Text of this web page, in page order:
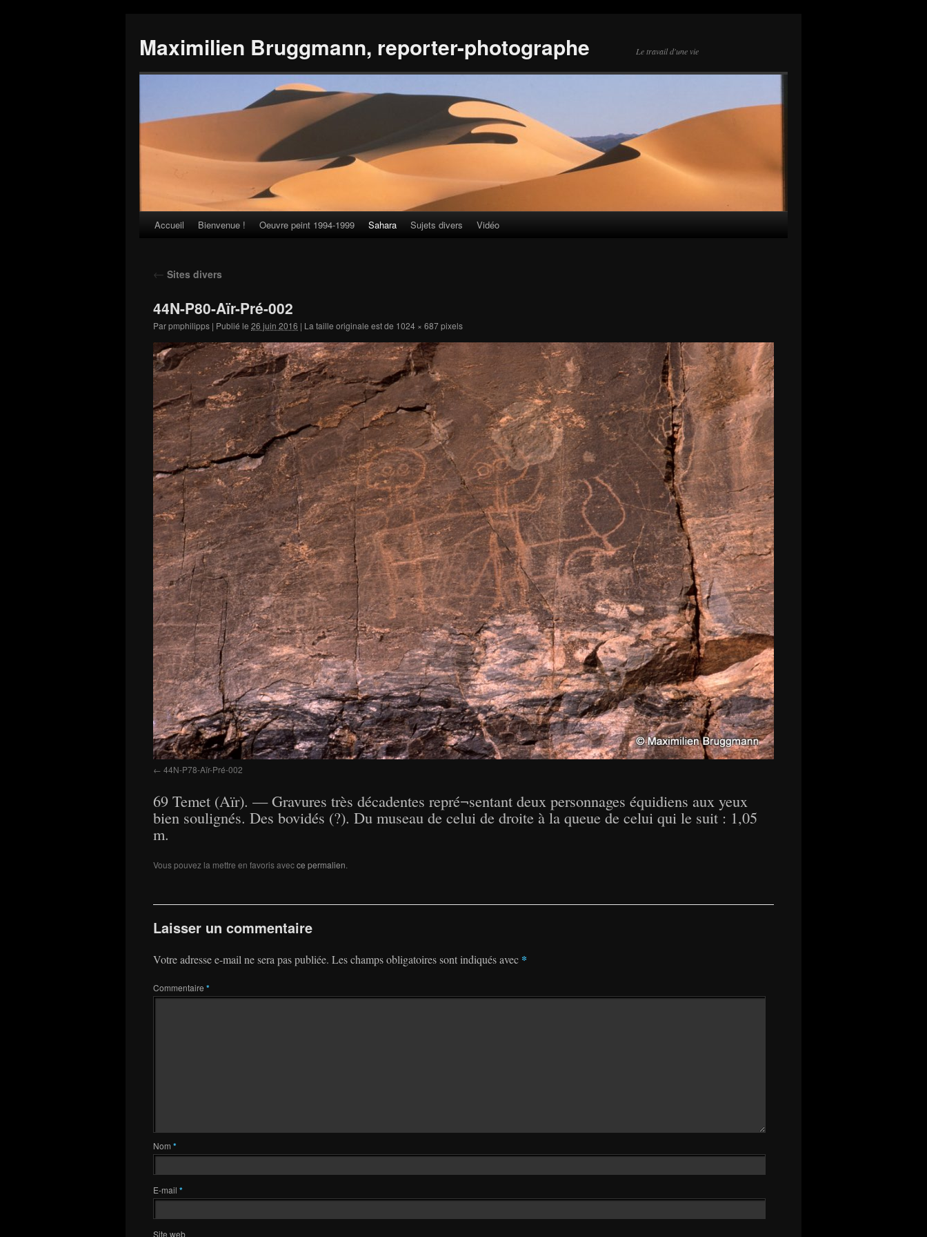
Maximilien Bruggmann, reporter-photographe Le travail d'une vie
Skip
content
Accueil Bienvenue ! Oeuvre peint 1994-1999 Sahara Sujets divers Vidéo
← Sites divers
44N-P80-Aïr-Pré-002
Parpmphilipps | Publié le 26 juin 2016 | La taille originale est de 1024 × 687pixels
44N-P78-Aïr-Pré-002
69 Temet (Aïr). — Gravures très décadentes repré¬sentant deux personnages équidiens aux yeux
bien soulignés. Des bovidés (?). Du museau de celui de droite à la queue de celui qui le suit : 1,05
m.
Vous pouvez la mettre en favoris avecce permalien
Laisser un commentaire
Votre adresse e-mail ne sera pas publiée. Les champs obligatoires sont indiqués avec *
Commentaire *
Nom *
E-mail *
Site web